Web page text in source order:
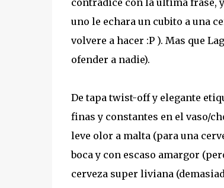
contradice con la ultima frase,
uno le echara un cubito a una
volvere a hacer :P ). Mas que
ofender a nadie).
De tapa twist-off y elegante
finas y constantes en el vaso/
leve olor a malta (para una
boca y con escaso amargor
cerveza super liviana